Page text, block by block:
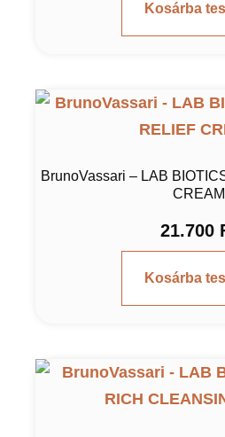
Kosárba
BrunoVassari – LAB
CREAM
21.700
Kosárba